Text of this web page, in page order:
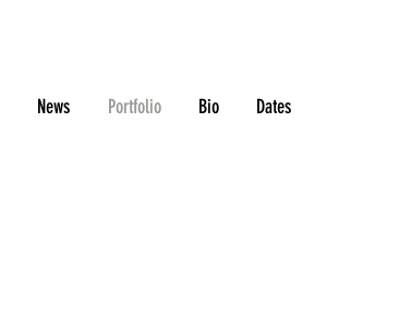
News Portfolio Bio Dates